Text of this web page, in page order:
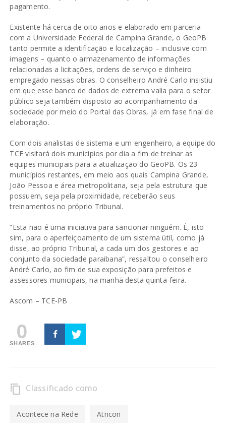
pagamento.
Existente há cerca de oito anos e elaborado em parceria
com a Universidade Federal de Campina Grande, o GeoPB
tanto permite a identificação e localização – inclusive com
imagens – quanto o armazenamento de informações
relacionadas a licitações, ordens de serviço e dinheiro
empregado nessas obras. O conselheiro André Carlo insistiu
em que esse banco de dados de extrema valia para o setor
público seja também disposto ao acompanhamento da
sociedade por meio do Portal das Obras, já em fase final de
elaboração.
Com dois analistas de sistema e um engenheiro, a equipe do
TCE visitará dois municípios por dia a fim de treinar as
equipes municipais para a atualização do GeoPB. Os 23
municípios restantes, em meio aos quais Campina Grande,
João Pessoa e área metropolitana, seja pela estrutura que
possuem, seja pela proximidade, receberão seus
treinamentos no próprio Tribunal.
“Esta não é uma iniciativa para sancionar ninguém. É, isto
sim, para o aperfeiçoamento de um sistema útil, como já
disse, ao próprio Tribunal, a cada um dos gestores e ao
conjunto da sociedade paraibana”, ressaltou o conselheiro
André Carlo, ao fim de sua exposição para prefeitos e
assessores municipais, na manhã desta quinta-feira.
Ascom – TCE-PB
0
SHARES
content_copy Classificado como
Acontece na Rede Atricon